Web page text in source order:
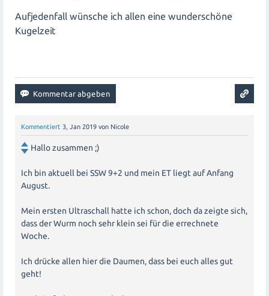
Aufjedenfall wünsche ich allen eine wunderschöne
Kugelzeit
Kommentiert 3, Jan 2019 von Nicole
Hallo zusammen ;)
Ich bin aktuell bei SSW 9+2 und mein ET liegt auf Anfang
August.
Mein ersten Ultraschall hatte ich schon, doch da zeigte sich,
dass der Wurm noch sehr klein sei für die errechnete
Woche.
Ich drücke allen hier die Daumen, dass bei euch alles gut
geht!